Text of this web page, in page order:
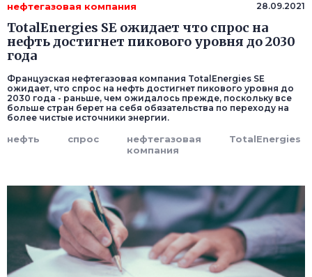
нефтегазовая компания 28.09.2021
TotalEnergies SE ожидает что спрос на
нефть достигнет пикового уровня до 2030
года
Французская нефтегазовая компания TotalEnergies SE
ожидает, что спрос на нефть достигнет пикового уровня до
2030 года - раньше, чем ожидалось прежде, поскольку все
больше стран берет на себя обязательства по переходу на
более чистые источники энергии.
нефть спрос
нефтегазовая
компания
TotalEnergies